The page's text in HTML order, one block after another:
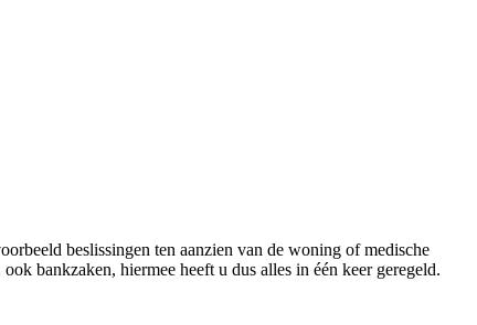
beslissingen ten aanzien van de woning of medische
bankzaken, hiermee heeft u dus alles in één keer geregeld.